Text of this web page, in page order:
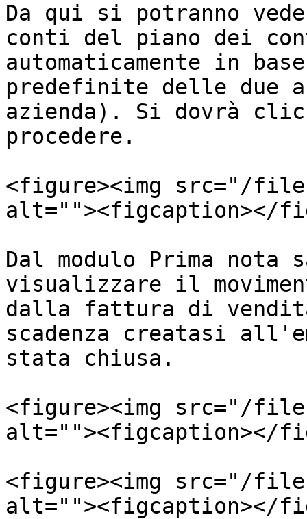
Da qui si potranno
conti del piano dei
automaticamente in
predefinite delle due
azienda). Si dovrà
procedere.
<figure><img src="/files/
alt=""><figcaption></
Dal modulo Prima nota
visualizzare il
dalla fattura di
scadenza creatasi
stata chiusa.
<figure><img src="/
alt=""><figcaption></
<figure><img src="/
alt=""><figcaption></